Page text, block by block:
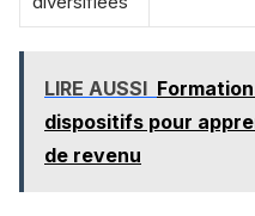
LIRE AUSSI
dispositifs pour
de revenu